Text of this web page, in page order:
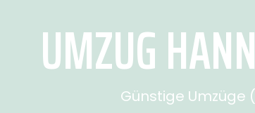
UMZUG
Günstige Umzüge